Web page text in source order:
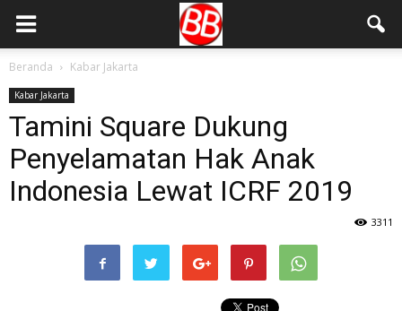
Beranda Kabar Jakarta
Kabar Jakarta
Tamini Square Dukung
Penyelamatan Hak Anak
Indonesia Lewat ICRF 2019
3311